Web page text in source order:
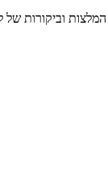
וביקורות של